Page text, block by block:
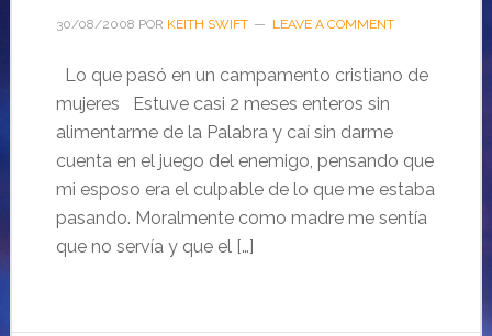
30/08/2008 POR KEITH SWIFT LEAVE A COMMENT
Lo que pasó en un campamento cristiano de
mujeres Estuve casi 2 meses enteros sin
alimentarme de la Palabra y caí sin darme
cuenta en el juego del enemigo, pensando que
mi esposo era el culpable de lo que me estaba
pasando. Moralmente como madre me sentía
que no servía y que el […]